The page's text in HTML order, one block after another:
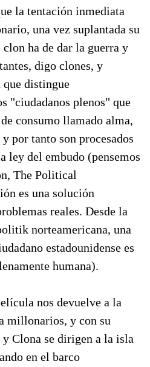
la tentación inmediata
una vez suplantada su
ha de dar la guerra y
digo clones, y
que distingue
"ciudadanos plenos" que
consumo llamado alma,
por tanto son procesados
ley del embudo (pensemos
The Political
es una solución
reales. Desde la
norteamericana, una
estadounidense es
humana).
nos devuelve a la
millonarios, y con su
Clona se dirigen a la isla
en el barco